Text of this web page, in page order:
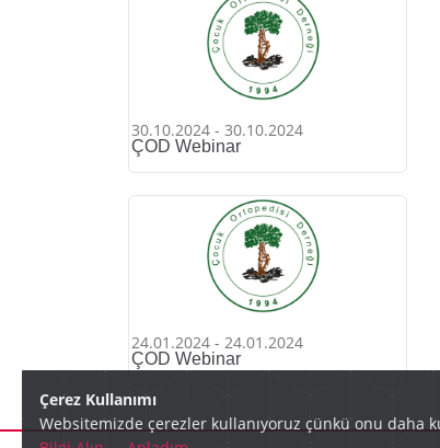
30.10.2024 - 30.10.2024
ÇOD Webinar
24.01.2024 - 24.01.2024
ÇOD Webinar
Çerez Kullanımı
Websitemizde çerezler kullanıyoruz çünkü onu daha